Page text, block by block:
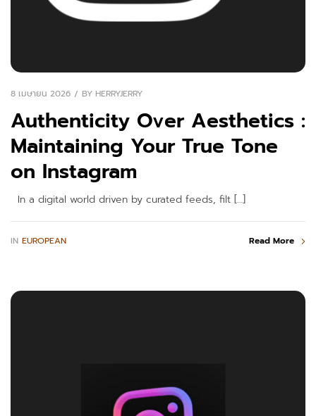
8 เมษายน 2026 BY HERRYJERRY
Authenticity Over Aesthetics :
Maintaining Your True Tone
on Instagram
In a digital world driven by curated feeds, filt […]
IN EUROPEAN Read More